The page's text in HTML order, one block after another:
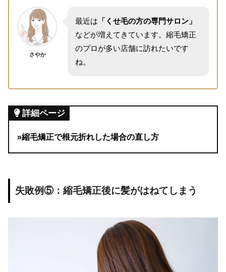
さやか
最近は 「くせ毛の方の専門サロン」
などが増えてきています。縮毛矯正
のプロが多い店舗に訪れたいです
ね。
詳細ページ
»縮毛矯正で根元折れした場合の直し方
失敗例⑤：縮毛矯正後に髪がはねてしまう